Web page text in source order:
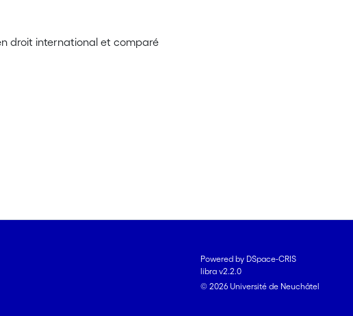
droit international et comparé
Powered by DSpace-CRIS
libra v2.2.0
© 2026 Université de Neuchâtel